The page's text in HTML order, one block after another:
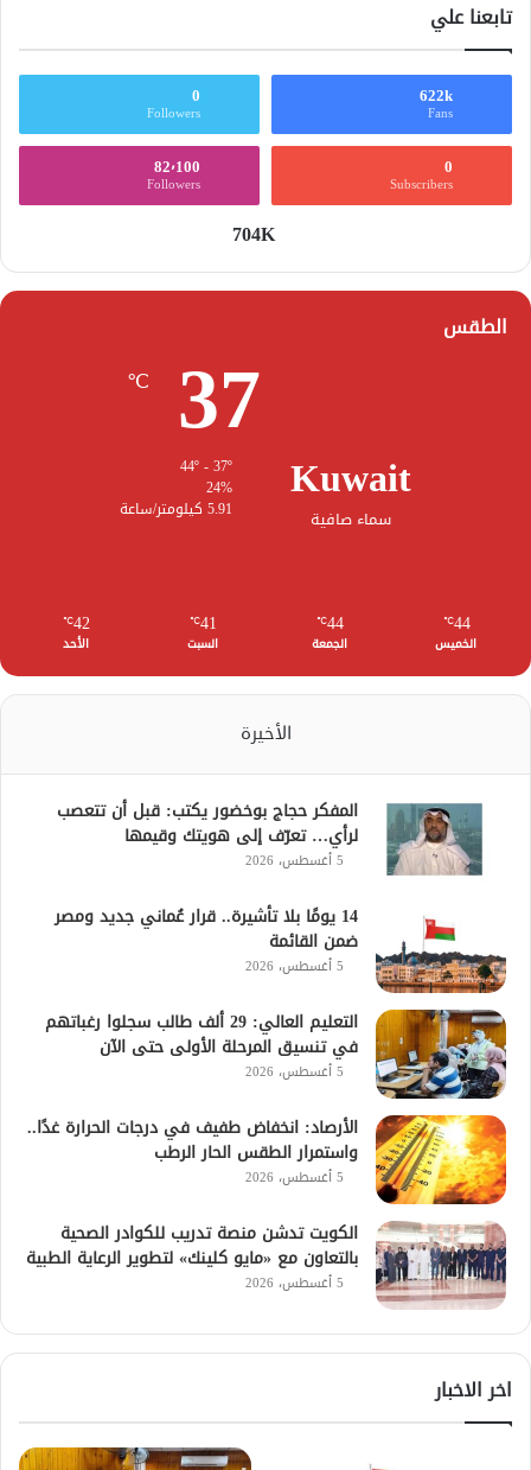
تابعنا علي
622k
Fans
0
Followers
0
Subscribers
82٬100
Followers
704K
الطقس
Kuwait
سماء صافية
37
℃
24%
5.91 كيلومتر/ساعة
44
℃
الخميس
44
℃
الجمعة
41
℃
السبت
42
℃
الأحد
الأخيرة
المفكر حجاج بوخضور يكتب: قبل أن تتعصب
لرأي… تعرّف إلى هويتك وقيمها
5 أغسطس، 2026
14 يومًا بلا تأشيرة.. قرار عُماني جديد ومصر
ضمن القائمة
5 أغسطس، 2026
التعليم العالي: 29 ألف طالب سجلوا رغباتهم
في تنسيق المرحلة الأولى حتى الآن
5 أغسطس، 2026
الأرصاد: انخفاض طفيف في درجات الحرارة غدًا..
واستمرار الطقس الحار الرطب
5 أغسطس، 2026
الكويت تدشن منصة تدريب للكوادر الصحية
بالتعاون مع «مايو كلينك» لتطوير الرعاية الطبية
5 أغسطس، 2026
اخر الاخبار